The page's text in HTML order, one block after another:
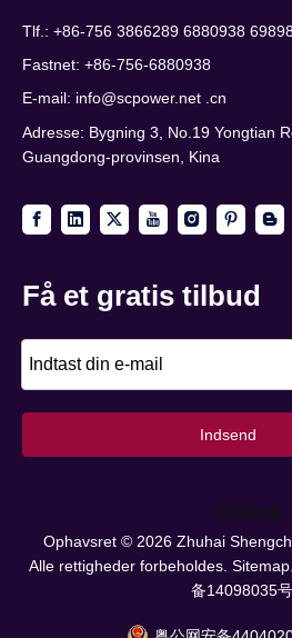
Tlf.: +86-756 3866289 6880938
Fastnet: +86-756-6880938
E-mail: info@scpower.net .cn
Adresse: Bygning 3, No.19 Yongtian
Guangdong-provinsen, Kina
Få et gratis tilbud
Indsend
Online
Ophavsret © 2026Zhuhai
Alle rettigheder forbeholdes. Sitemap.
备14098035